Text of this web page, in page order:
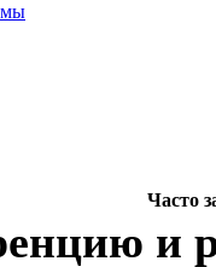
Часто
и